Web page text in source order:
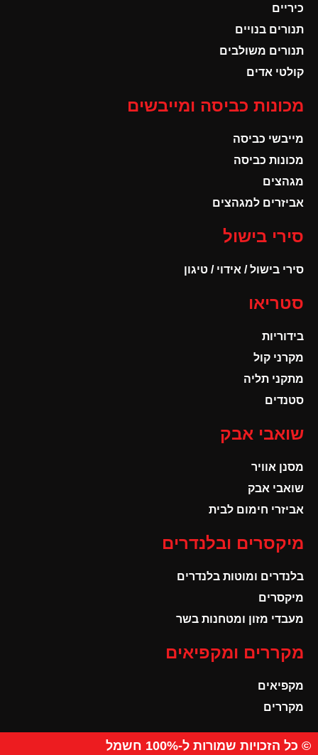
כיריים
תנורים בנויים
תנורים משולבים
קולטי אדים
מכונות כביסה ומייבשים
מייבשי כביסה
מכונות כביסה
מגהצים
אביזרים למגהצים
סירי בישול
סירי בישול / אידוי / טיגון
סטריאו
בידוריות
מקרני קול
מתקני תליה
סטנדים
שואבי אבק
מסנן אוויר
שואבי אבק
אביזרי חימום לבית
מיקסרים ובלנדרים
בלנדרים ומוטות בלנדרים
מיקסרים
מעבדי מזון ומטחנות בשר
מקררים ומקפיאים
מקפיאים
מקררים
© כל הזכויות שמורות ל-100% חשמל